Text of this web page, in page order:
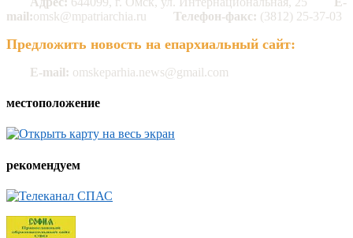
mail:omsk@mpatriarchia.ru Телефон-факс: (3812) 25-37-03
Предложить новость на епархиальный сайт:
E-mail: omskeparhia.news@gmail.com
местоположение
рекомендуем